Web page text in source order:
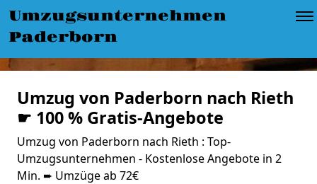
Umzugsunternehmen
Paderborn
Umzug von Paderborn nach Rieth
☛ 100 % Gratis-Angebote
Umzug von Paderborn nach Rieth : Top-
Umzugsunternehmen - Kostenlose Angebote in 2
Min. ➨ Umzüge ab 72€